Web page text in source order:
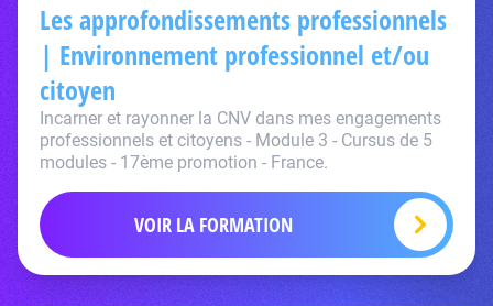
Les approfondissements professionnels
| Environnement professionnel et/ou
citoyen
Incarner et rayonner la CNV dans mes engagements
professionnels et citoyens - Module 3 - Cursus de 5
modules - 17ème promotion - France.
VOIR LA FORMATION